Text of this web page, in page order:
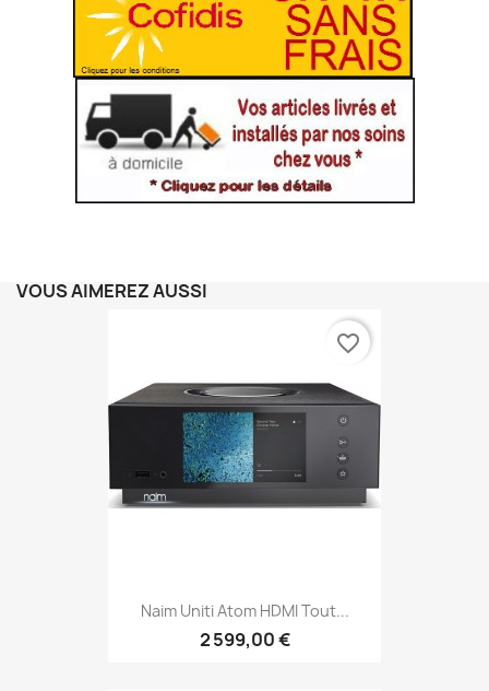
VOUS AIMEREZ AUSSI
Naim Uniti Atom HDMI Tout...
2 599,00 €
favorite_border